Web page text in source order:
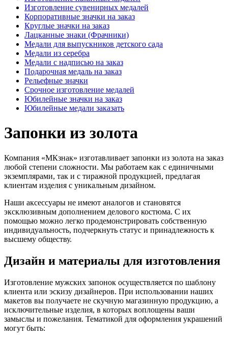
Изготовление сувенирных медалей
Корпоративные значки на заказ
Круглые значки на заказ
Лацканные знаки (Фрачники)
Медали для выпускников детского сада
Медали из серебра
Медали с надписью на заказ
Подарочная медаль на заказ
Рельефные значки
Срочное изготовление медалей
Юбилейные значки на заказ
Юбилейные медали заказать
Запонки из золота
Компания «МКзнак» изготавливает запонки из золота на заказ
любой степени сложности. Мы работаем как с единичными
экземплярами, так и с тиражной продукцией, предлагая
клиентам изделия с уникальным дизайном.
Наши аксессуары не имеют аналогов и становятся
эксклюзивным дополнением делового костюма. С их
помощью можно легко продемонстрировать собственную
индивидуальность, подчеркнуть статус и принадлежность к
высшему обществу.
Дизайн и материалы для изготовления
Изготовление мужских запонок осуществляется по шаблону
клиента или эскизу дизайнеров. При использовании наших
макетов вы получаете не скучную магазинную продукцию, а
исключительные изделия, в которых воплощены ваши
замыслы и пожелания. Тематикой для оформления украшений
могут быть: